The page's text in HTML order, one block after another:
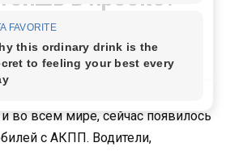
у специалиста
во всем мире, сейчас появилось
с АКПП. Водители,